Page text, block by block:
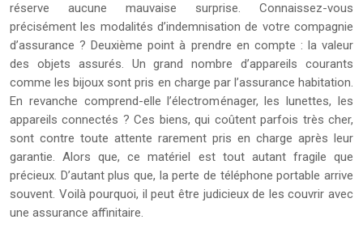
réserve aucune mauvaise surprise. Connaissez-vous
précisément les modalités d’indemnisation de votre compagnie
d’assurance ? Deuxième point à prendre en compte : la valeur
des objets assurés. Un grand nombre d’appareils courants
comme les bijoux sont pris en charge par l’assurance habitation.
En revanche comprend-elle l’électroménager, les lunettes, les
appareils connectés ? Ces biens, qui coûtent parfois très cher,
sont contre toute attente rarement pris en charge après leur
garantie. Alors que, ce matériel est tout autant fragile que
précieux. D’autant plus que, la perte de téléphone portable arrive
souvent. Voilà pourquoi, il peut être judicieux de les couvrir avec
une assurance affinitaire.